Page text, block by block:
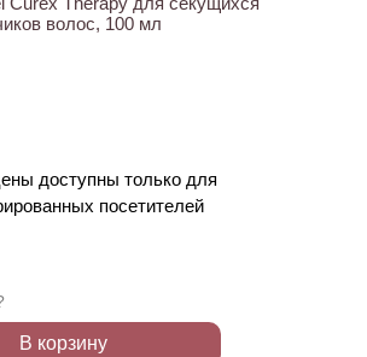
волос, 100 мл
доступны только для
посетителей
В корзину